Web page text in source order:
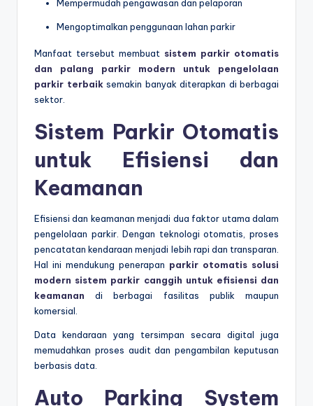
Mempermudah pengawasan dan pelaporan
Mengoptimalkan penggunaan lahan parkir
Manfaat tersebut membuat sistem parkir otomatis
dan palang parkir modern untuk pengelolaan
parkir terbaik semakin banyak diterapkan di berbagai
sektor.
Sistem Parkir Otomatis
untuk Efisiensi dan
Keamanan
Efisiensi dan keamanan menjadi dua faktor utama dalam
pengelolaan parkir. Dengan teknologi otomatis, proses
pencatatan kendaraan menjadi lebih rapi dan transparan.
Hal ini mendukung penerapan parkir otomatis solusi
modern sistem parkir canggih untuk efisiensi dan
keamanan di berbagai fasilitas publik maupun
komersial.
Data kendaraan yang tersimpan secara digital juga
memudahkan proses audit dan pengambilan keputusan
berbasis data.
Auto Parking System